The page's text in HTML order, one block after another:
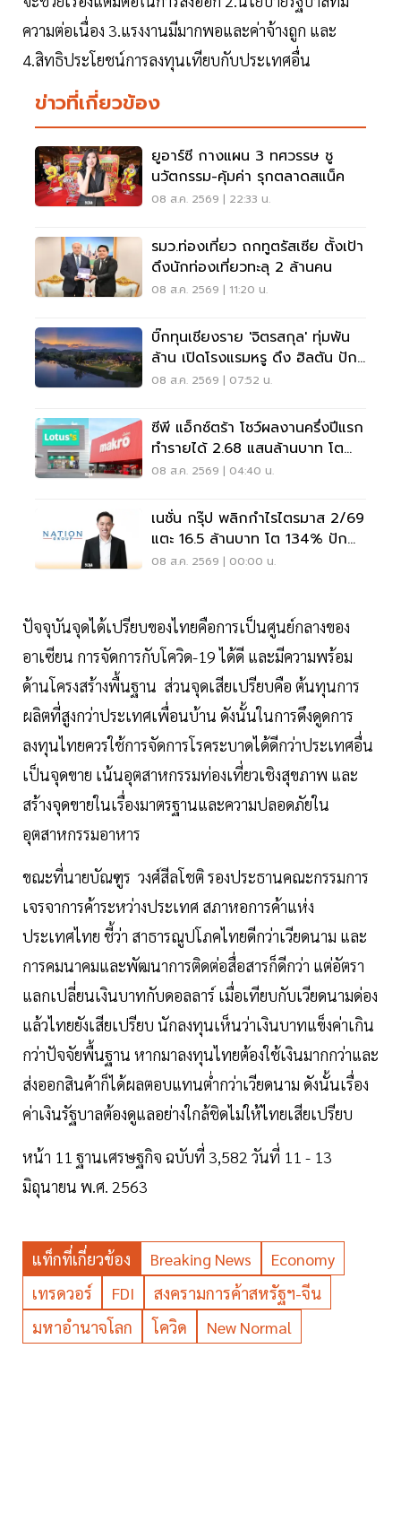
ความต่อเนื่อง 3.แรงงานมีมากพอและค่าจ้างถูก และ
4.สิทธิประโยชน์การลงทุนเทียบกับประเทศอื่น
ข่าวที่เกี่ยวข้อง
ยูอาร์ซี กางแผน 3 ทศวรรษ ชู
นวัตกรรม-คุ้มค่า รุกตลาดสแน็ค
08 ส.ค. 2569 | 22:33 น.
รมว.ท่องเที่ยว ถกทูตรัสเซีย ตั้งเป้า
ดึงนักท่องเที่ยวทะลุ 2 ล้านคน
08 ส.ค. 2569 | 11:20 น.
บิ๊กทุนเชียงราย 'จิตรสกุล' ทุ่มพัน
ล้าน เปิดโรงแรมหรู ดึง ฮิลตัน ปัก
หมุดแบรนด์ใหม่
08 ส.ค. 2569 | 07:52 น.
ซีพี แอ็กซ์ตร้า โชว์ผลงานครึ่งปีแรก
ทำรายได้ 2.68 แสนล้านบาท โต
3.6%
08 ส.ค. 2569 | 04:40 น.
เนชั่น กรุ๊ป พลิกกำไรไตรมาส 2/69
แตะ 16.5 ล้านบาท โต 134% ปัก
หมุดสู่ ‘มีเดียเทค’
08 ส.ค. 2569 | 00:00 น.
ปัจจุบันจุดได้เปรียบของไทยคือการเป็นศูนย์กลางของ
อาเซียน การจัดการกับโควิด-19 ได้ดี และมีความพร้อม
ด้านโครงสร้างพื้นฐาน ส่วนจุดเสียเปรียบคือ ต้นทุนการ
ผลิตที่สูงกว่าประเทศเพื่อนบ้าน ดังนั้นในการดึงดูดการ
ลงทุนไทยควรใช้การจัดการโรคระบาดได้ดีกว่าประเทศอื่น
เป็นจุดขาย เน้นอุตสาหกรรมท่องเที่ยวเชิงสุขภาพ และ
สร้างจุดขายในเรื่องมาตรฐานและความปลอดภัยใน
อุตสาหกรรมอาหาร
ขณะที่นายบัณฑูร วงศ์สีลโชติ รองประธานคณะกรรมการ
เจรจาการค้าระหว่างประเทศ สภาหอการค้าแห่ง
ประเทศไทย ชี้ว่า สาธารณูปโภคไทยดีกว่าเวียดนาม และ
การคมนาคมและพัฒนาการติดต่อสื่อสารก็ดีกว่า แต่อัตรา
แลกเปลี่ยนเงินบาทกับดอลลาร์ เมื่อเทียบกับเวียดนามด่อง
แล้วไทยยังเสียเปรียบ นักลงทุนเห็นว่าเงินบาทแข็งค่าเกิน
กว่าปัจจัยพื้นฐาน หากมาลงทุนไทยต้องใช้เงินมากกว่าและ
ส่งออกสินค้าก็ได้ผลตอบแทนต่ำกว่าเวียดนาม ดังนั้นเรื่อง
ค่าเงินรัฐบาลต้องดูแลอย่างใกล้ชิดไม่ให้ไทยเสียเปรียบ
หน้า 11 ฐานเศรษฐกิจ ฉบับที่ 3,582 วันที่ 11 - 13
มิถุนายน พ.ศ. 2563
แท็กที่เกี่ยวข้อง Breaking News
Economy
เทรดวอร์
FDI
สงครามการค้าสหรัฐฯ-จีน
มหาอำนาจโลก
โควิด New Normal